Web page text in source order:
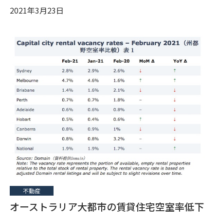
2021年3月23日
不動産
オーストラリア大都市の賃貸住宅空室率低下